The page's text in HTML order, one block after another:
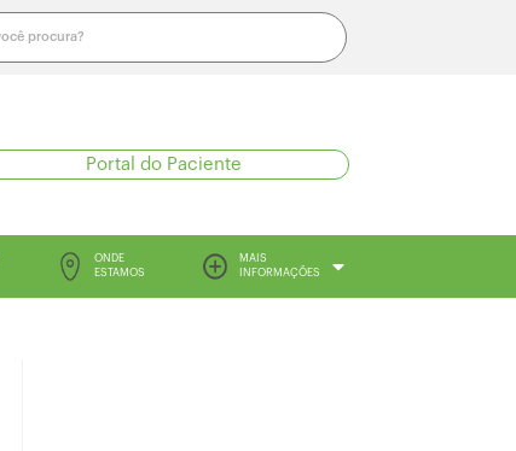
Portal do Paciente
ONDE
ESTAMOS
MAIS
INFORMAÇÕES